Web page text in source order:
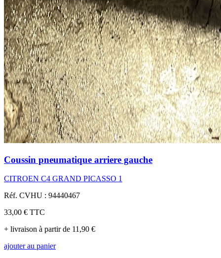
Coussin pneumatique arriere gauche
CITROEN C4 GRAND PICASSO 1
Réf. CVHU : 94440467
33,00 € TTC
+ livraison à partir de 11,90 €
ajouter au panier